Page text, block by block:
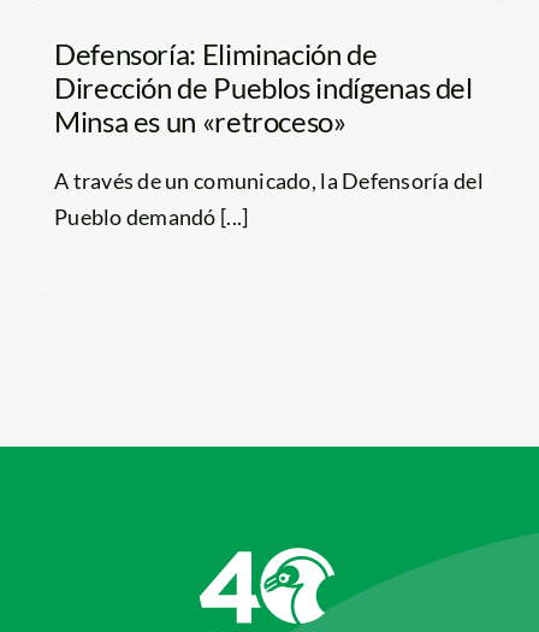
Defensoría: Eliminación de
Dirección de Pueblos indígenas del
Minsa es un «retroceso»
A través de un comunicado, la Defensoría del
Pueblo demandó [...]